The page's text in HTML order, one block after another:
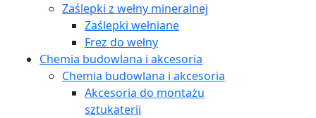
Zaślepki z wełny mineralnej
Zaślepki wełniane
Frez do wełny
Chemia budowlana i akcesoria
Chemia budowlana i akcesoria
Akcesoria do montażu
sztukaterii